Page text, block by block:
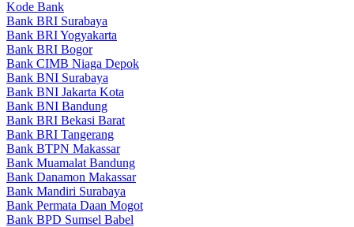
Kode Bank
Bank BRI Surabaya
Bank BRI Yogyakarta
Bank BRI Bogor
Bank CIMB Niaga Depok
Bank BNI Surabaya
Bank BNI Jakarta Kota
Bank BNI Bandung
Bank BRI Bekasi Barat
Bank BRI Tangerang
Bank BTPN Makassar
Bank Muamalat Bandung
Bank Danamon Makassar
Bank Mandiri Surabaya
Bank Permata Daan Mogot
Bank BPD Sumsel Babel